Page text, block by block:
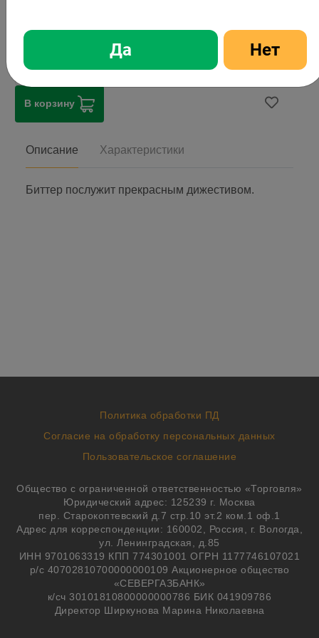
139,99 ₽
1 шт
В корзину
Описание Характеристики
Биттер послужит прекрасным дижестивом.
Политика обработки ПД
Согласие на обработку персональных данных
Пользовательское соглашение
Общество с ограниченной ответственностью «Торговля»
Юридический адрес: 125239 г. Москва
пер. Старокоптевский д.7 стр.10 эт.2 ком.1 оф.1
Адрес для корреспонденции: 160002, Россия, г. Вологда,
ул. Ленинградская, д.85
ИНН 9701063319 КПП 774301001 ОГРН 1177746107021
р/с 40702810700000000109 Акционерное общество
«СЕВЕРГАЗБАНК»
к/сч 30101810800000000786 БИК 041909786
Директор Ширкунова Марина Николаевна
Да Нет